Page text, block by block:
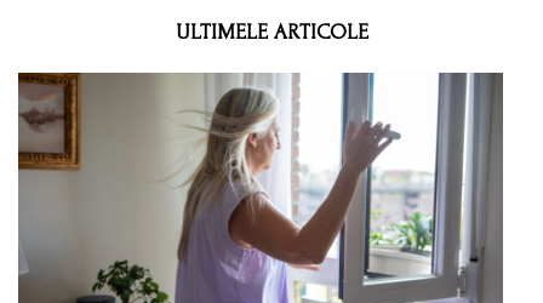
ULTIMELE ARTICOLE